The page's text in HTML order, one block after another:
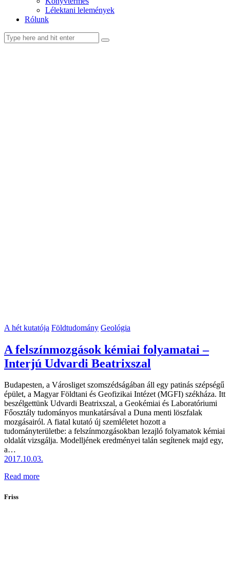
Lélektani lelemények
Rólunk
A hét kutatója Földtudomány Geológia
A felszínmozgások kémiai folyamatai –
Interjú Udvardi Beatrixszal
Budapesten, a Városliget szomszédságában áll egy patinás szépségű
épület, a Magyar Földtani és Geofizikai Intézet (MGFI) székháza. Itt
beszélgettünk Udvardi Beatrixszal, a Geokémiai és Laboratóriumi
Főosztály tudományos munkatársával a Duna menti löszfalak
mozgásairól. A fiatal kutató új szemléletet hozott a
tudományterületbe: a felszínmozgásokban lezajló folyamatok kémiai
oldalát vizsgálja. Modelljének eredményei talán segítenek majd egy,
a…
2017.10.03.
Read more
Friss